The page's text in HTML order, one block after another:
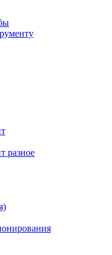
разное